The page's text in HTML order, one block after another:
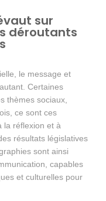
sur
déroutants
le message et
Certaines
thèmes sociaux,
ce sont ces
la réflexion et à
résultats législatives
sont ainsi
capables
et culturelles pour